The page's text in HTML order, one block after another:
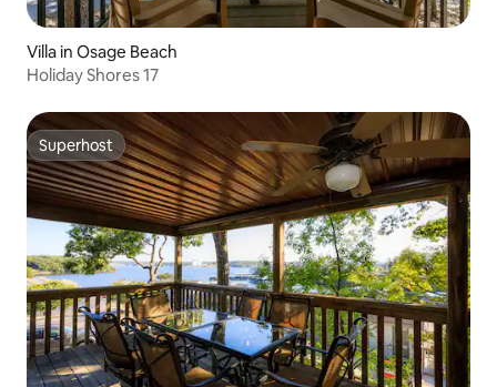
Villa in Osage Beach
Holiday Shores 17
Superhost
Superhost